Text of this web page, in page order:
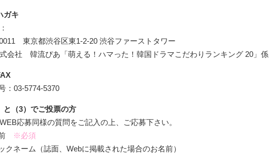
ガキ
東京都渋谷区東1-2-20 渋谷ファーストタワー
会社 韓流ぴあ「萌える！ハマった！韓国ドラマこだわりランキング 20」係
：03-5774-5370
と（3）でご投票の方
応募同様の質問をご記入の上、ご応募下さい。
※必須
ネーム（誌面、Webに掲載された場合のお名前）